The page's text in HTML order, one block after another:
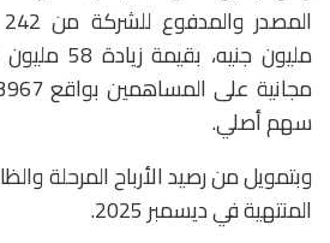
مليون
سهم أصلي.
وبتمويل من رصيد الأرباح المرحلة
المنتهية في ديسمبر 2025.